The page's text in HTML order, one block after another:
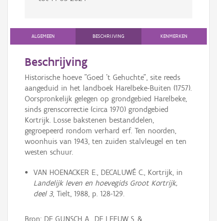
ALGEMEEN BESCHRIJVING KENMERKEN
Beschrijving
Historische hoeve "Goed 't Gehuchte", site reeds
aangeduid in het landboek Harelbeke-Buiten (1757).
Oorspronkelijk gelegen op grondgebied Harelbeke,
sinds grenscorrectie (circa 1970) grondgebied
Kortrijk. Losse bakstenen bestanddelen,
gegroepeerd rondom verhard erf. Ten noorden,
woonhuis van 1943, ten zuiden stalvleugel en ten
westen schuur.
VAN HOENACKER E., DECALUWÉ C., Kortrijk, in
Landelijk leven en hoevegids Groot Kortrijk,
deel 3, Tielt, 1988, p. 128-129.
Bron: DE GUNSCH A., DE LEEUW S. &